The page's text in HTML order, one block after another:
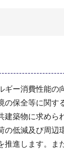
ー消費性能の
の保全等に関す
建築物に求めら
の低減及び周辺
推進します。ま